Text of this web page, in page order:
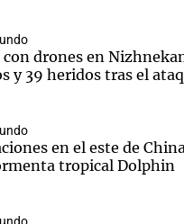
con drones en
y 39 heridos tras el
en el este de
tropical Dolphin